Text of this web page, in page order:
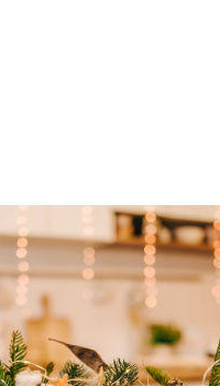
Ortaggio
Search for: